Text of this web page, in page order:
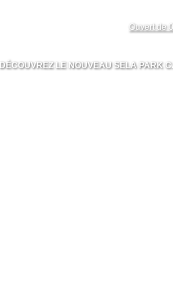
Ouvert de
DÉCOUVREZ LE NOUVEAU SELA PARK